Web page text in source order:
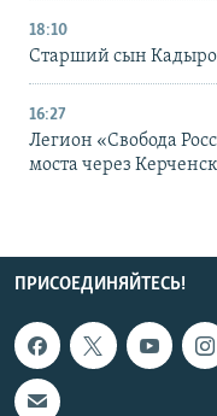
18:10
Старший сын
16:27
Легион «Свобода
моста через
ПРИСОЕДИНЯЙТЕСЬ!